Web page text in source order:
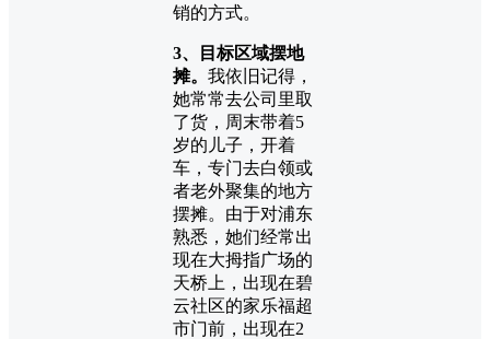
销的方式。
3、目标区域摆地
摊。 我依旧记得，
她常常去公司里取
了货，周末带着5
岁的儿子，开着
车，专门去白领或
者老外聚集的地方
摆摊。由于对浦东
熟悉，她们经常出
现在大拇指广场的
天桥上，出现在碧
云社区的家乐福超
市门前，出现在2